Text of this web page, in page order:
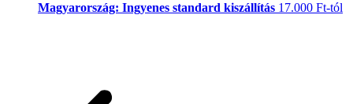
Magyarország: Ingyenes standard kiszállítás 17.000 Ft-tól